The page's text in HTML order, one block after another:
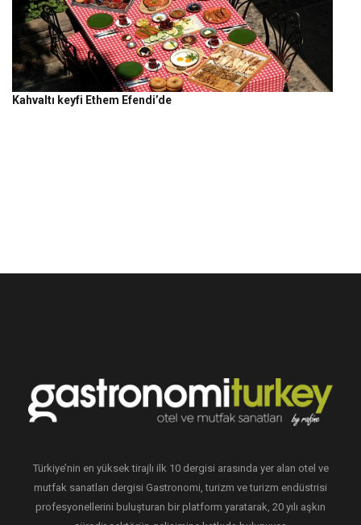
Kahvaltı keyfi Ethem Efendi’de
Türkiye’nin en yüksek tirajlı ilk 10 dergisi arasında yer alan otel ve
mutfak sanatları dergisi Gastronomi, turizm ve turizm endüstrisi
profesyonellerini buluşturan bir platform yaratarak, 20 yılı aşkın